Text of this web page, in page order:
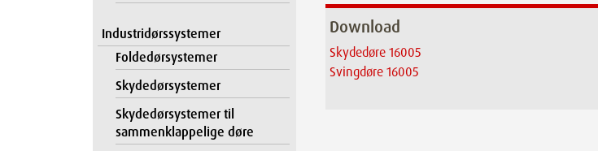
Industridørssystemer
Foldedørsystemer
Skydedørsystemer
Skydedørsystemer til
sammenklappelige døre
Download
Skydedøre 16005
Svingdøre 16005